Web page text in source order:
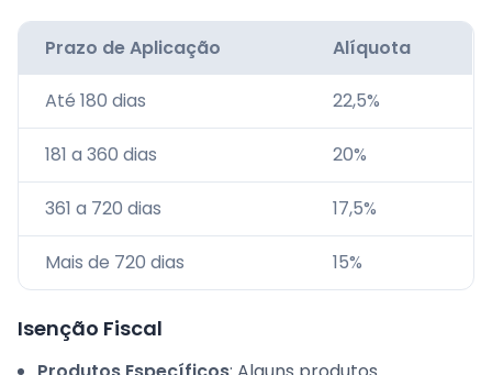
Prazo de Aplicação Alíquota
Até 180 dias 22,5%
181 a 360 dias 20%
361 a 720 dias 17,5%
Mais de 720 dias 15%
Isenção Fiscal